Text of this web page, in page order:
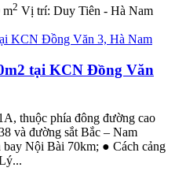
m2 Vị trí: Duy Tiên - Hà Nam
tại KCN Đồng Văn
thuộc phía đông đường cao
và đường sắt Bắc – Nam
Nội Bài 70km; ● Cách cảng